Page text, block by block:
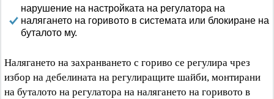
нарушение на настройката на регулатора на
налягането на горивото в системата или блокиране на
буталото му.
Налягането на захранването с гориво се регулира чрез
избор на дебелината на регулиращите шайби, монтирани
на буталото на регулатора на налягането на горивото в